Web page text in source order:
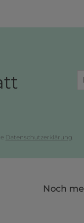
Datenschutzerklärung.
Noch